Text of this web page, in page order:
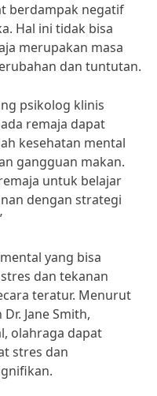
berdampak negatif
Hal ini tidak bisa
merupakan masa
dan tuntutan.
psikolog klinis
remaja dapat
kesehatan mental
gangguan makan.
untuk belajar
dengan strategi
yang bisa
dan tekanan
teratur. Menurut
Jane Smith,
olahraga dapat
stres dan